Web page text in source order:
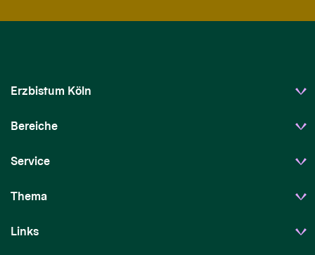
Erzbistum Köln
Bereiche
Service
Thema
Links